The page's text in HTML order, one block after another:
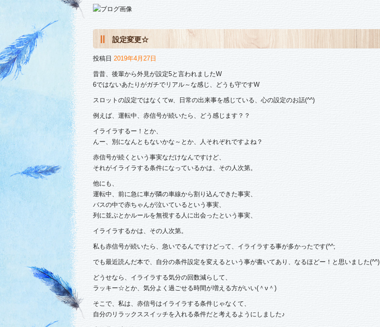
設定変更☆
投稿日 2019年4月27日
昔昔、後輩から外見が設定5と言われましたW
6ではないあたりがガチでリアル～な感じ、どうも守ですW
スロットの設定ではなくてw、日常の出来事を感じている、心の設定のお話(^^)
例えば、運転中、赤信号が続いたら、どう感じます？？
イライラするー！とか、
んー、別になんともないかな～とか、人それぞれですよね？
赤信号が続くという事実なだけなんですけど、
それがイライラする条件になっているかは、その人次第。
他にも、
運転中、前に急に車が隣の車線から割り込んできた事実、
バスの中で赤ちゃんが泣いているという事実、
列に並ぶとかルールを無視する人に出会ったという事実、
イライラするかは、その人次第。
私も赤信号が続いたら、急いでるんですけどって、イライラする事が多かったです(^^;
でも最近読んだ本で、自分の条件設定を変えるという事が書いてあり、なるほどー！と思いました(^^)
どうせなら、イライラする気分の回数減らして、
ラッキー☆とか、気分よく過ごせる時間が増える方がいい(＾ν＾)
そこで、私は、赤信号はイライラする条件じゃなくて、
自分のリラックススイッチを入れる条件だと考えるようにしました♪